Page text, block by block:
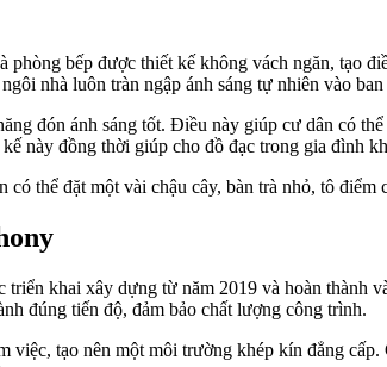
bếp được thiết kế không vách ngăn, tạo
nhà luôn tràn ngập ánh sáng tự nhiên vào
đón ánh sáng tốt. Điều này giúp cư dân có
này đồng thời giúp cho đồ đạc trong gia đình
thể đặt một vài chậu cây, bàn trà nhỏ, tô điểm
khai xây dựng từ năm 2019 và hoàn
đúng tiến độ, đảm bảo chất lượng công trình.
việc, tạo nên một môi trường khép kín đẳng